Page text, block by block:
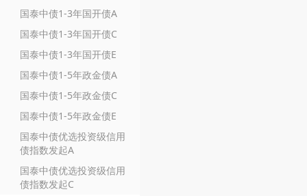
国泰中债1-3年国开债A
国泰中债1-3年国开债C
国泰中债1-3年国开债E
国泰中债1-5年政金债A
国泰中债1-5年政金债C
国泰中债1-5年政金债E
国泰中债优选投资级信用
债指数发起A
国泰中债优选投资级信用
债指数发起C